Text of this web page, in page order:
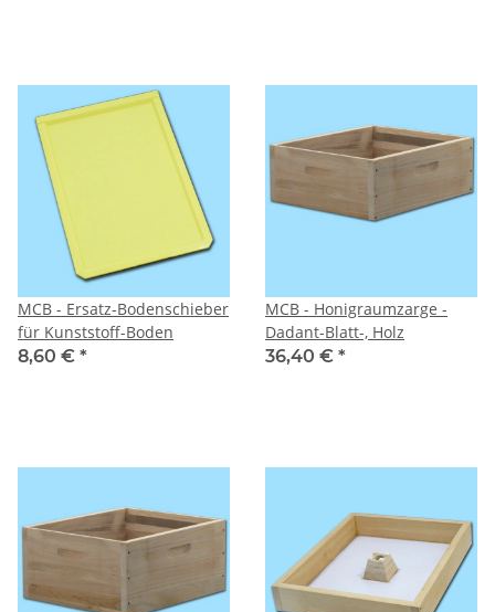
MCB - Ersatz-Bodenschieber
für Kunststoff-Boden
8,60 € *
MCB - Honigraumzarge -
Dadant-Blatt-, Holz
36,40 € *